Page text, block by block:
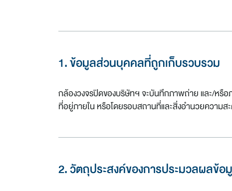
1. ข้อมูลส่วนบุคคลที่ถูกเก็บรวบรวม
กล้องวงจรปิดของบริษัทฯ จะบันทึกภาพถ่าย และ/หรื
ที่อยู่ภายใน หรือโดยรอบสถานที่และสิ่งอำนวยความส
2. วัตถุประสงค์ของการประมวลผลข้